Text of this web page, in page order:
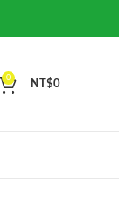
0
NT$0